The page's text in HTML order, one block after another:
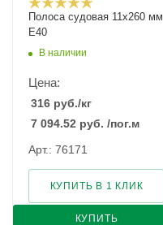
Полоса судовая 11х260 мм
E40
В наличии
Цена:
316 руб./кг
7 094.52 руб. /пог.м
Арт.: 76171
КУПИТЬ
КУПИТЬ В 1 КЛИК